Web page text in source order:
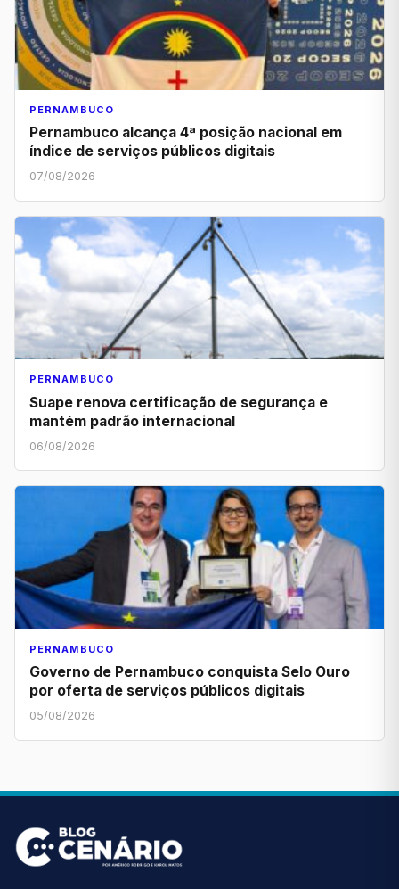
PERNAMBUCO
Pernambuco alcança 4ª posição nacional em
índice de serviços públicos digitais
07/08/2026
PERNAMBUCO
Suape renova certificação de segurança e
mantém padrão internacional
06/08/2026
PERNAMBUCO
Governo de Pernambuco conquista Selo Ouro
por oferta de serviços públicos digitais
05/08/2026